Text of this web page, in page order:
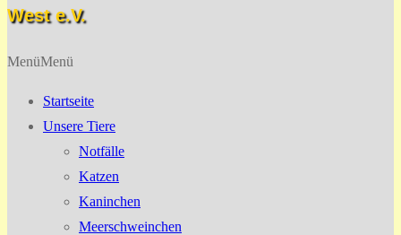
West e.V.
MenüMenü
Startseite
Unsere Tiere
Notfälle
Katzen
Kaninchen
Meerschweinchen